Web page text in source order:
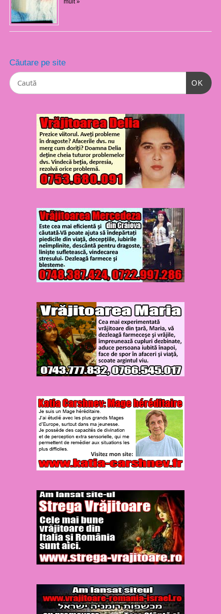
mult »
Căutare pe site
OK